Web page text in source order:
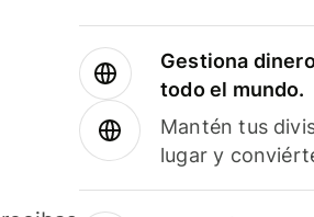
Gestiona
todo el mundo.
Mantén tus
lugar y